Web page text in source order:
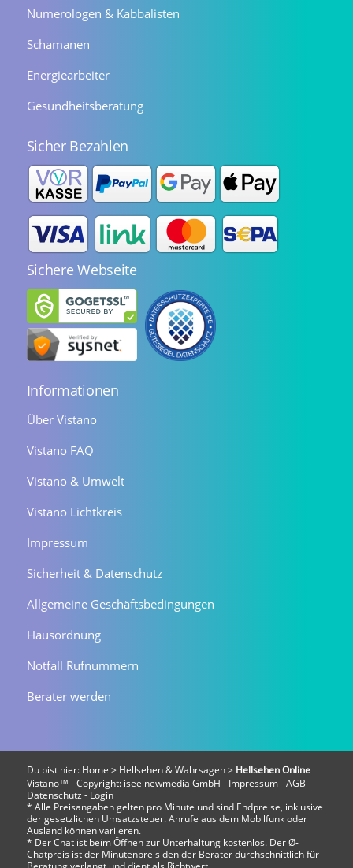
Numerologen & Kabbalisten
Schamanen
Energiearbeiter
Gesundheitsberatung
Sicher Bezahlen
Sichere Webseite
Informationen
Über Vistano
Vistano FAQ
Vistano & Umwelt
Vistano Lichtkreis
Impressum
Sicherheit & Datenschutz
Allgemeine Geschäftsbedingungen
Hausordnung
Notfall Rufnummern
Berater werden
Du bist hier: Home > Hellsehen & Wahrsagen> Hellsehen Online
Vistano™ - Copyright: isee newmedia GmbH - Impressum-AGB -
Datenschutz - Login
* Alle Preisangaben gelten pro Minute und sind Endpreise, inklusive
der gesetzlichen Umsatzsteuer. Anrufe aus dem Mobilfunk oder
Ausland können variieren.
* Der Chat ist beim Öffnen zur Unterhaltung kostenlos. Der Ø-
Chatpreis ist der Minutenpreis den der Berater durchschnittlich für